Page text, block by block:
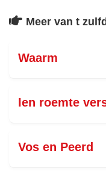
Meer van t
Waarm
Ien roemte
Vos en Peerd